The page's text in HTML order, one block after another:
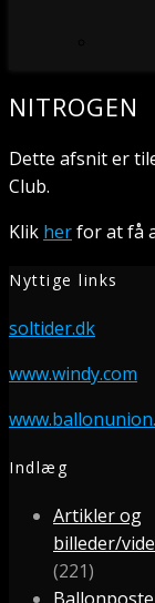
NITROGEN
Dette afsnit er
Club.
Klik herfor at få
Nyttige links
soltider.dk
www.windy.com
Indlæg
Artikler og
billeder/
(221)